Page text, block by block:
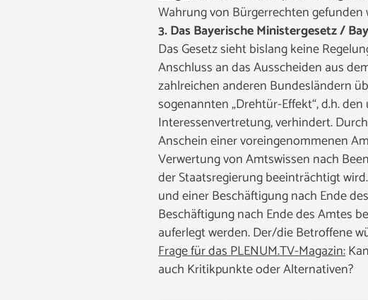
Wahrung von Bürgerrechten gefunden
3. Das Bayerische Ministergesetz /
Das Gesetz sieht bislang keine
Anschluss an das Ausscheiden aus
zahlreichen anderen Bundesländern
sogenannten „Drehtür-Effekt“, d.h.
Interessenvertretung, verhindert.
Anschein einer voreingenommenen
Verwertung von Amtswissen nach
der Staatsregierung beeinträchtigt
und einer Beschäftigung nach Ende
Beschäftigung nach Ende des Amtes
auferlegt werden. Der/die Betroffene
Frage für das PLENUM.TV-Magazin:
auch Kritikpunkte oder Alternativen?